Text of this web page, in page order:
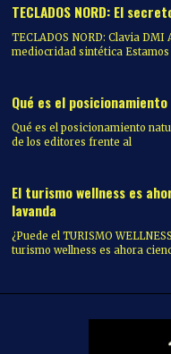
TECLADOS NORD: El
TECLADOS NORD: Clavia
mediocridad sintética Estamos
Qué es el
Qué es el posicionamiento
de los editores frente al
El turismo wellness es
lavanda
¿Puede el TURISMO
turismo wellness es ahora